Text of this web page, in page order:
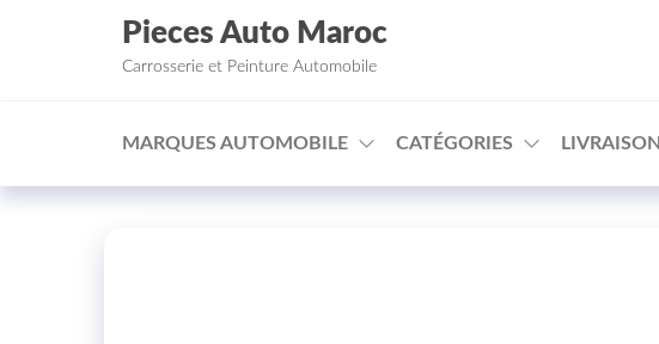
Aller au contenu
Pieces Auto Maroc
Carrosserie et Peinture Automobile
MARQUES AUTOMOBILE CATÉGORIES LIVRAISON